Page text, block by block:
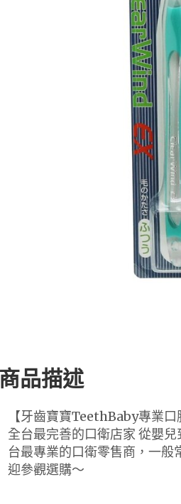
商品描述
【牙齒寶寶TeethBaby專業口
全台最完善的口衛店家 從嬰
台最專業的口衛零售商，一
迎參觀選購～